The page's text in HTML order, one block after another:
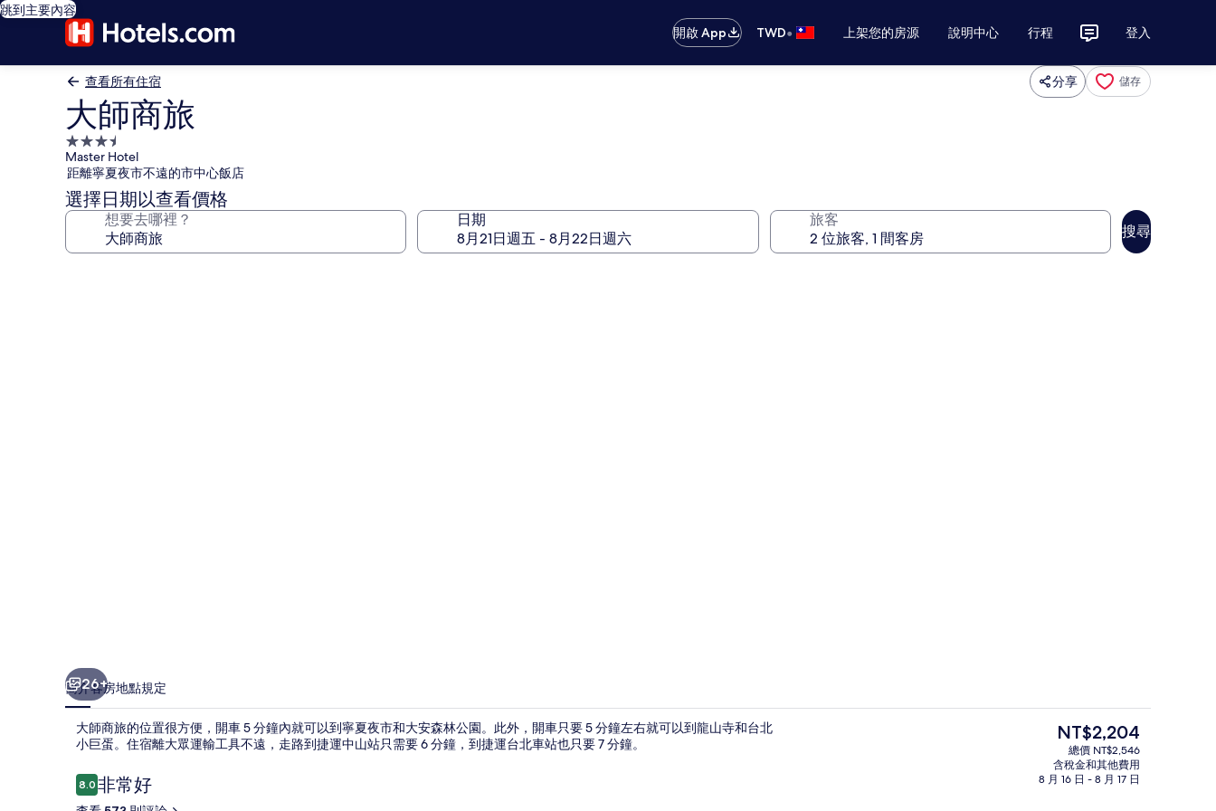
跳到主要內容
開啟 App
TWD• 上架您的房源 說明中心 行程 登入
查看所有住宿 分享 儲存
大師商旅
3.5
星
級
住
宿
Master Hotel
距離寧夏夜市不遠的市中心飯店
選擇日期以查看價格
想要去哪裡？ 日期 旅客
搜尋
行政三人房 | 遮光布/窗簾、免費無線
26+
簡介客房地點規定
大師商旅的位置很方便，開車 5 分鐘內就可以到寧夏夜市和大安森林公園。此外，開車只要 5 分鐘左右就可以到龍山寺和台北
小巨蛋。住宿離大眾運輸工具不遠，走路到捷運中山站只需要 6 分鐘，到捷運台北車站也只要 7 分鐘。
評
論
8.08.0 分，滿分 10 分，
非常好
目
的
價
NT$2,204
總價 NT$2,546
含稅金和其他費用
8 月 16 日 - 8 月 17 日